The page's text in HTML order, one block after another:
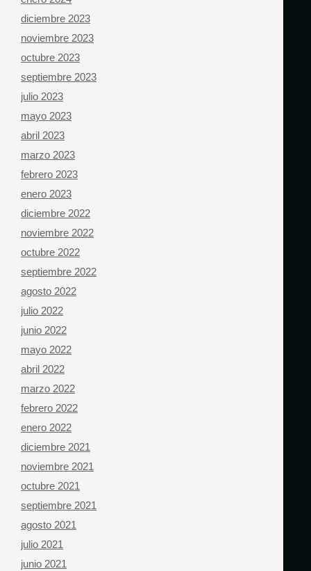
diciembre 2023
noviembre 2023
octubre 2023
septiembre 2023
julio 2023
mayo 2023
abril 2023
marzo 2023
febrero 2023
enero 2023
diciembre 2022
noviembre 2022
octubre 2022
septiembre 2022
agosto 2022
julio 2022
junio 2022
mayo 2022
abril 2022
marzo 2022
febrero 2022
enero 2022
diciembre 2021
noviembre 2021
octubre 2021
septiembre 2021
agosto 2021
julio 2021
junio 2021